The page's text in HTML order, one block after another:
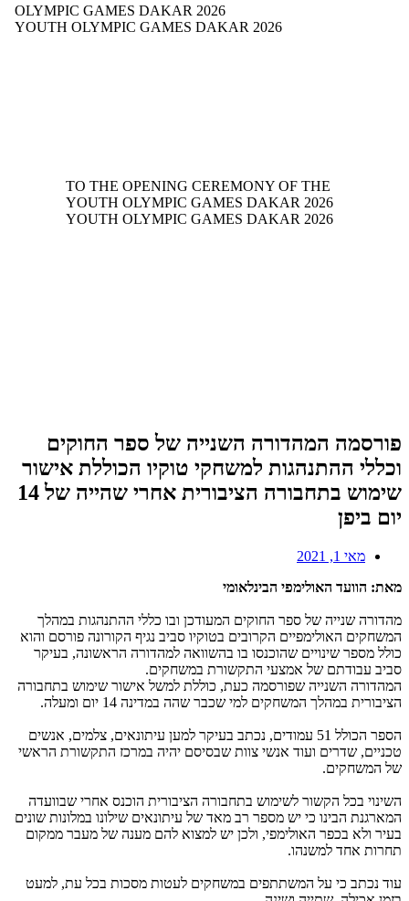
פורסמה המהדורה השנייה של ספר החוקים
וכללי ההתנהגות למשחקי טוקיו הכוללת אישור
שימוש בתחבורה הציבורית אחרי שהייה של 14
יום ביפן
מאי 1, 2021
מאת: הוועד האולימפי הבינלאומי
מהדורה שנייה של ספר החוקים המעודכן ובו כללי ההתנהגות במהלך
המשחקים האולימפיים הקרובים בטוקיו סביב נגיף הקורונה פורסם והוא
כולל מספר שינויים שהוכנסו בו בהשוואה למהדורה הראשונה, בעיקר
סביב עבודתם של אמצעי התקשורת במשחקים.
המהדורה השנייה שפורסמה כעת, כוללת למשל אישור שימוש בתחבורה
הציבורית במהלך המשחקים למי שכבר שהה במדינה 14 יום ומעלה.
הספר הכולל 51 עמודים, נכתב בעיקר למען עיתונאים, צלמים, אנשים
טכניים, שדרים ועוד אנשי צוות שבסיסם יהיה במרכז התקשורת הראשי
של המשחקים.
השינוי בכל הקשור לשימוש בתחבורה הציבורית הוכנס אחרי שבוועדה
המארגנת הבינו כי יש מספר רב מאד של עיתונאים שילונו במלונות שונים
בעיר ולא בכפר האולימפי, ולכן יש למצוא להם מענה של מעבר ממקום
תחרות אחד למשנהו.
עוד נכתב כי על המשתתפים במשחקים לעטות מסכות בכל עת, למעט